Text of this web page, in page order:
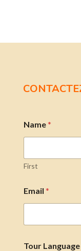
Name*
First
Email *
Tour Language